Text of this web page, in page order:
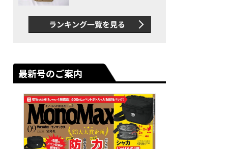
録…ほか【休日バッグの人気
記事ランキングベスト3】
（2026年6月版）
ランキング一覧を見る
最新号のご案内